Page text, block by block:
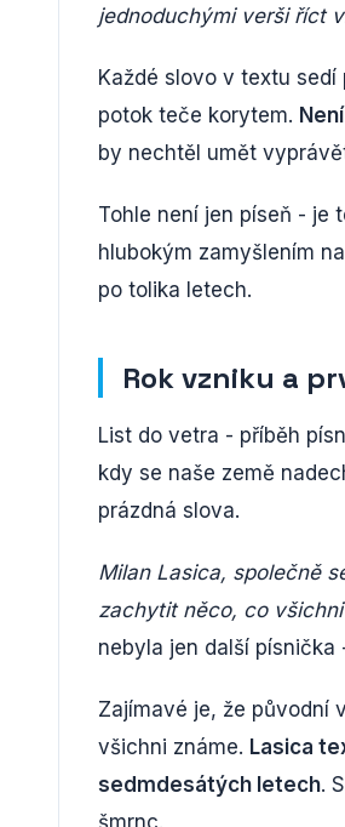
jednoduchými verši říct
Každé slovo v textu
potok teče korytem.
by nechtěl umět
Tohle není jen píseň - je
hlubokým zamyšlením
po tolika letech.
Rok vzniku a
List do vetra - příběh
kdy se naše země
prázdná slova.
Milan Lasica, společně
zachytit něco, co
nebyla jen další
Zajímavé je, že původní
všichni známe. Lasica
sedmdesátých letech.
šmrnc.